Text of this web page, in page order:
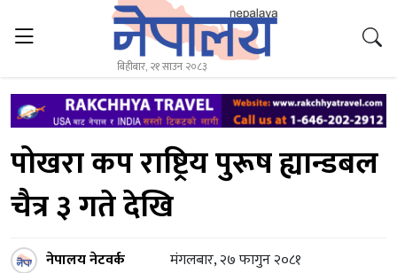
बिहीबार, २१ साउन २०८३
पोखरा कप राष्ट्रिय पुरूष ह्यान्डबल
चैत्र ३ गते देखि
नेपालय नेटवर्क मंगलबार, २७ फागुन २०८१